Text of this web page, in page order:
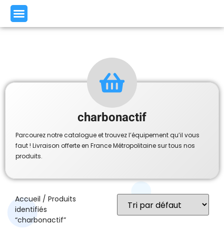
charbonactif
Parcourez notre catalogue et trouvez l’équipement qu’il vous
faut ! Livraison offerte en France Métropolitaine sur tous nos
produits.
Accueil / Produits
identifiés
“charbonactif”